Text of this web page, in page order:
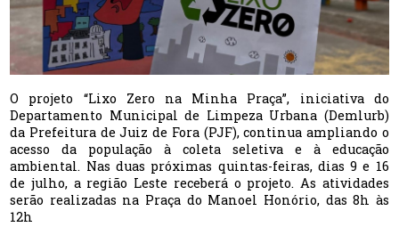
O projeto “Lixo Zero na Minha Praça”, iniciativa do
Departamento Municipal de Limpeza Urbana (Demlurb)
da Prefeitura de Juiz de Fora (PJF), continua ampliando o
acesso da população à coleta seletiva e à educação
ambiental. Nas duas próximas quintas-feiras, dias 9 e 16
de julho, a região Leste receberá o projeto. As atividades
serão realizadas na Praça do Manoel Honório, das 8h às
12h